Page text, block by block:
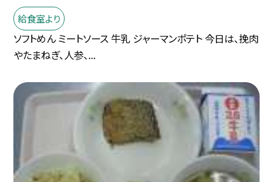
給食室より
ソフトめん ミートソース 牛乳 ジャーマンポテト 今日は、挽肉
やたまねぎ、人参、...